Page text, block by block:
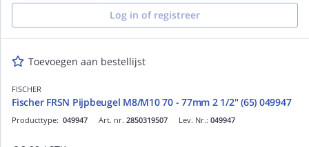
Log in of registreer
Toevoegen aan bestellijst
FISCHER
Fischer FRSN Pijpbeugel M8/M10 70 - 77mm 2 1/2" (65) 049947
Art. nr. 2850319507
Producttype: 049947 Lev. Nr.: 049947